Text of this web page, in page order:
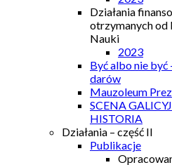
Działania
otrzymanych od
Nauki
2023
Być albo nie
darów
Mauzoleum
SCENA
HISTORIA
Działania – część II
Publikacje